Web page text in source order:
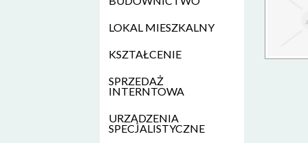
LOKAL MIESZKALNY
KSZTAŁCENIE
SPRZEDAŻ
INTERNTOWA
URZĄDZENIA
SPECJALISTYCZNE